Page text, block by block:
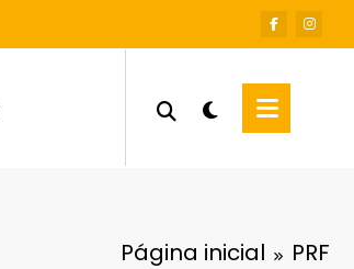
Página inicial PRF